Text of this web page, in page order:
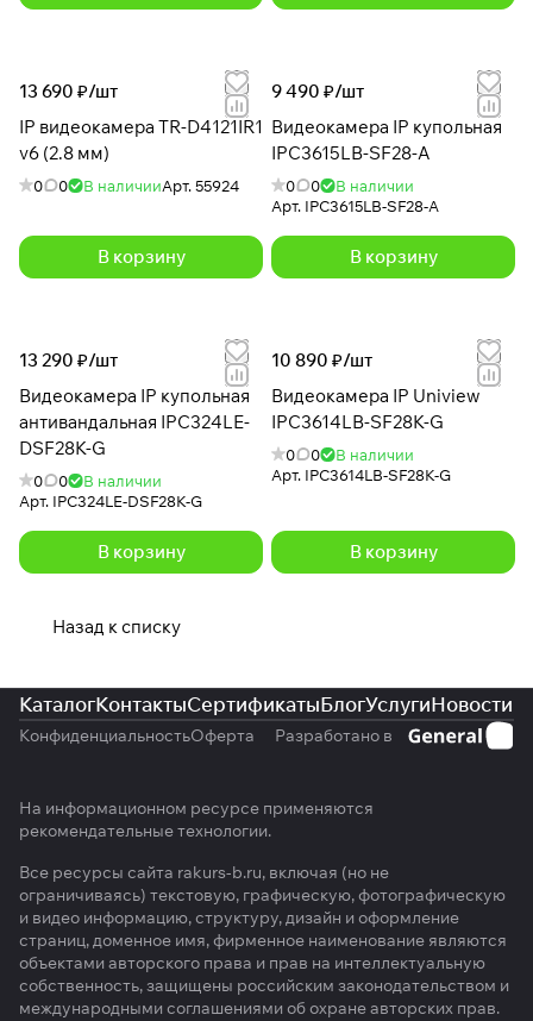
13 690 ₽/шт
IP видеокамера TR-D4121IR1
v6 (2.8 мм)
0 0 В наличииАрт.55924
В корзину
9 490 ₽/шт
Видеокамера IP купольная
IPC3615LB-SF28-A
0 0
В наличии
Арт. IPC3615LB-SF28-A
В корзину
13 290 ₽/шт
Видеокамера IP купольная
антивандальная IPC324LE-
DSF28K-G
0 0
В наличии
Арт. IPC324LE-DSF28K-G
В корзину
10 890 ₽/шт
Видеокамера IP Uniview
IPC3614LB-SF28K-G
0 0
В наличии
Арт. IPC3614LB-SF28K-G
В корзину
Назад к списку
КаталогКонтактыСертификатыБлогУслугиНовости
КонфиденциальностьОферта Разработано в
На информационном ресурсе применяются
рекомендательные технологии.
Все ресурсы сайта rakurs-b.ru, включая (но не
ограничиваясь) текстовую, графическую, фотографическую
и видео информацию, структуру, дизайн и оформление
страниц, доменное имя, фирменное наименование являются
объектами авторского права и прав на интеллектуальную
собственность, защищены российским законодательством и
международными соглашениями об охране авторских прав.